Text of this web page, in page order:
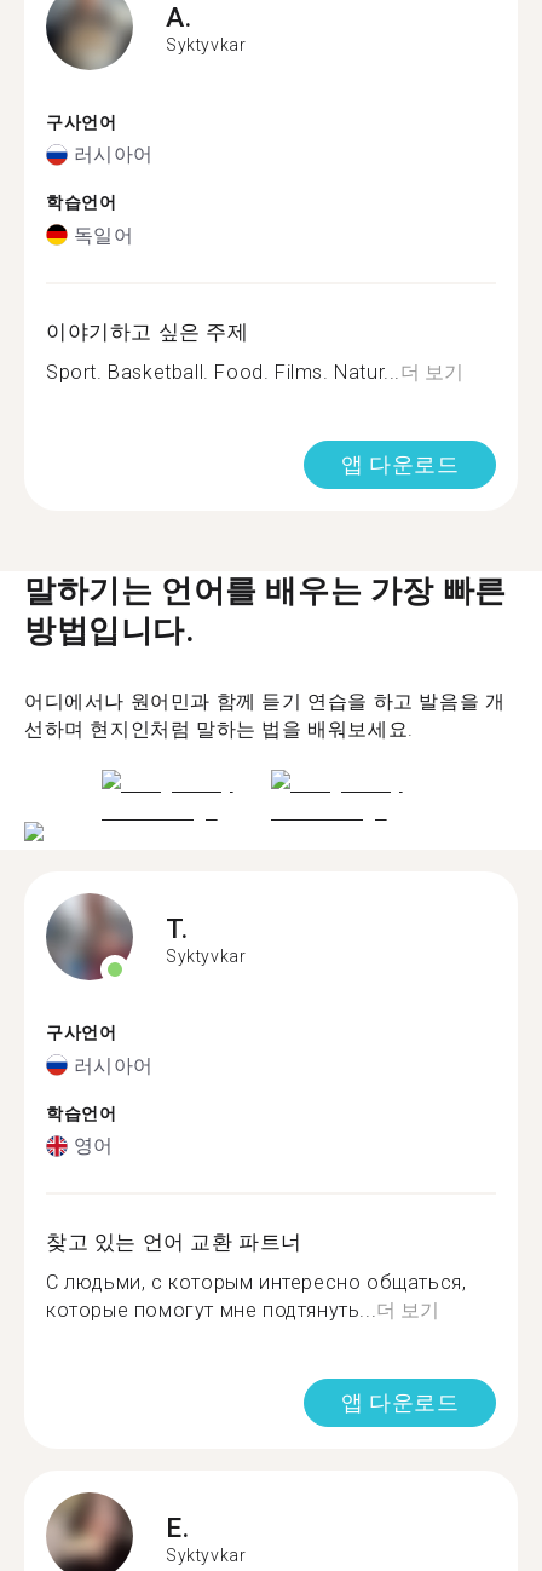
A.
Syktyvkar
구사언어
러시아어
학습언어
독일어
이야기하고 싶은 주제
Sport. Basketball. Food. Films. Natur... 더 보기
앱 다운로드
말하기는 언어를 배우는 가장 빠른
방법입니다.
어디에서나 원어민과 함께 듣기 연습을 하고 발음을 개
선하며 현지인처럼 말하는 법을 배워보세요.
T.
Syktyvkar
구사언어
러시아어
학습언어
영어
찾고 있는 언어 교환 파트너
С людьми, с которым интересно общаться,
которые помогут мне подтянуть...더 보기
앱 다운로드
E.
Syktyvkar